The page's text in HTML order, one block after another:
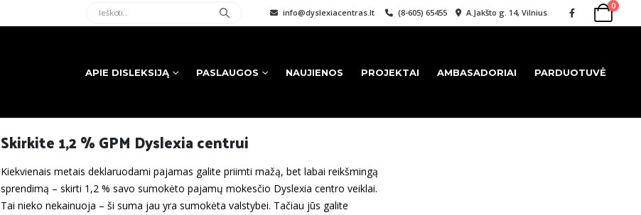
info@dyslexiacentras.lt (8-605) 65455 A.Jakšto g. 14, Vilnius
0
APIE DISLEKSIJĄ PASLAUGOS NAUJIENOS PROJEKTAI AMBASADORIAI PARDUOTUVĖ
Skirkite 1,2 % GPM Dyslexia centrui
Kiekvienais metais deklaruodami pajamas galite priimti mažą, bet labai reikšmingą
sprendimą – skirti 1,2 % savo sumokėto pajamų mokesčio Dyslexia centro veiklai.
Tai nieko nekainuoja – ši suma jau yra sumokėta valstybei. Tačiau jūs galite